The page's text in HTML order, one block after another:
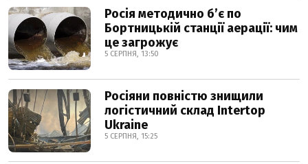
Росія методично б’є по
Бортницькій станції аерації: чим
це загрожує
5 СЕРПНЯ, 13:50
Росіяни повністю знищили
логістичний склад Intertop
Ukraine
5 СЕРПНЯ, 15:25